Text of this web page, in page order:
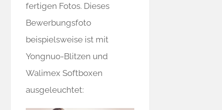
fertigen Fotos. Dieses
Bewerbungsfoto
beispielsweise ist mit
Yongnuo-Blitzen und
Walimex Softboxen
ausgeleuchtet: